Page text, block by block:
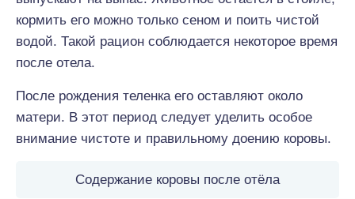
кормить его можно только сеном и поить чистой
водой. Такой рацион соблюдается некоторое время
после отела.
После рождения теленка его оставляют около
матери. В этот период следует уделить особое
внимание чистоте и правильному доению коровы.
Содержание коровы после отёла